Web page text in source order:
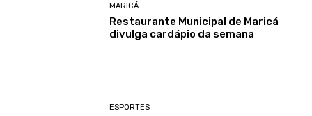
MARICÁ
Restaurante Municipal de Maricá
divulga cardápio da semana
ESPORTES